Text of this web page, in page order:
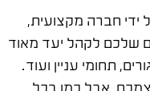
ידי חברה מקצועית,
שלכם לקהל יעד מאוד
תחומי עניין ועוד.